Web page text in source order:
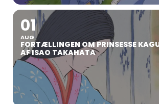
01
AUG
FORTÆLLINGEN OM PRINSESSE
AF ISAO TAKAHATA